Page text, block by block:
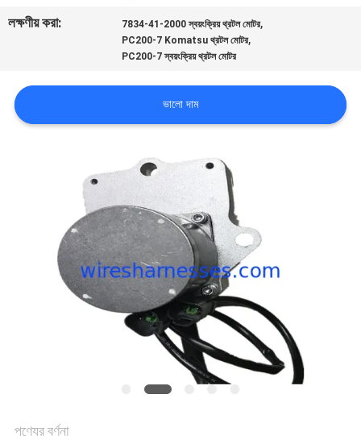
ম্যাপ
লক্ষণীয় করা:
7834-41-2000 স্বয়ংক্রিয় থ্রটল মোটর,
PC200-7 Komatsu থ্রটল মোটর,
PC200-7 স্বয়ংক্রিয় থ্রটল মোটর
ভালো দাম
পণ্যের বর্ণনা